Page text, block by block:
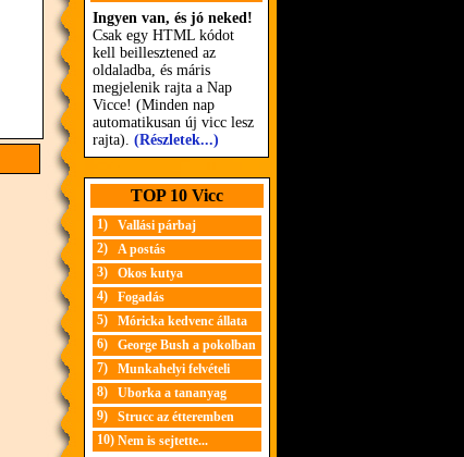
Ingyen van, és jó neked!
Csak egy HTML kódot
kell beillesztened az
oldaladba, és máris
megjelenik rajta a Nap
Vicce! (Minden nap
automatikusan új vicc lesz
rajta). (Részletek...)
TOP 10 Vicc
1)
Vallási párbaj
2)
A postás
3)
Okos kutya
4)
Fogadás
5)
Móricka kedvenc állata
6)
George Bush a pokolban
7)
Munkahelyi felvételi
8)
Uborka a tananyag
9)
Strucc az étteremben
10) Nem is sejtette...